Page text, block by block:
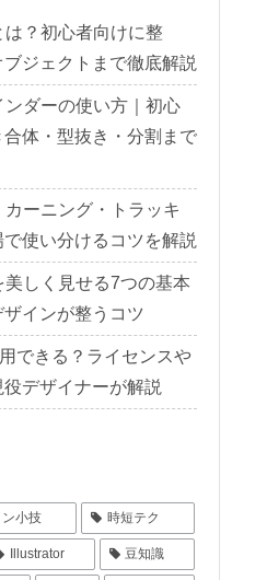
は？初心者向けに整
ジェクトまで徹底解説
ンダーの使い方｜初心
体・型抜き・分割まで
カーニング・トラッキ
使い分けるコツを解説
美しく見せる7つの基本
インが整うコツ
できる？ライセンスや
デザイナーが解説
小技 時短テク
Illustrator 豆知識